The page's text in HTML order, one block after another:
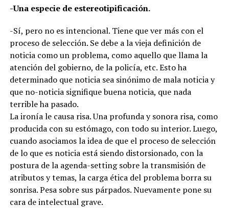
-Una especie de estereotipificación.
-Sí, pero no es intencional. Tiene que ver más con el
proceso de selección. Se debe a la vieja definición de
noticia como un problema, como aquello que llama la
atención del gobierno, de la policía, etc. Esto ha
determinado que noticia sea sinónimo de mala noticia y
que no-noticia signifique buena noticia, que nada
terrible ha pasado.
La ironía le causa risa. Una profunda y sonora risa, como
producida con su estómago, con todo su interior. Luego,
cuando asociamos la idea de que el proceso de selección
de lo que es noticia está siendo distorsionado, con la
postura de la agenda-setting sobre la transmisión de
atributos y temas, la carga ética del problema borra su
sonrisa. Pesa sobre sus párpados. Nuevamente pone su
cara de intelectual grave.